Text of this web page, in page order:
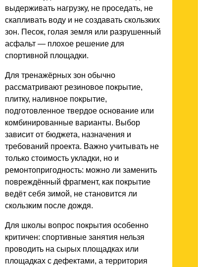
выдерживать нагрузку, не проседать, не
скапливать воду и не создавать скользких
зон. Песок, голая земля или разрушенный
асфальт — плохое решение для
спортивной площадки.
Для тренажёрных зон обычно
рассматривают резиновое покрытие,
плитку, наливное покрытие,
подготовленное твердое основание или
комбинированные варианты. Выбор
зависит от бюджета, назначения и
требований проекта. Важно учитывать не
только стоимость укладки, но и
ремонтопригодность: можно ли заменить
повреждённый фрагмент, как покрытие
ведёт себя зимой, не становится ли
скользким после дождя.
Для школы вопрос покрытия особенно
критичен: спортивные занятия нельзя
проводить на сырых площадках или
площадках с дефектами, а территория